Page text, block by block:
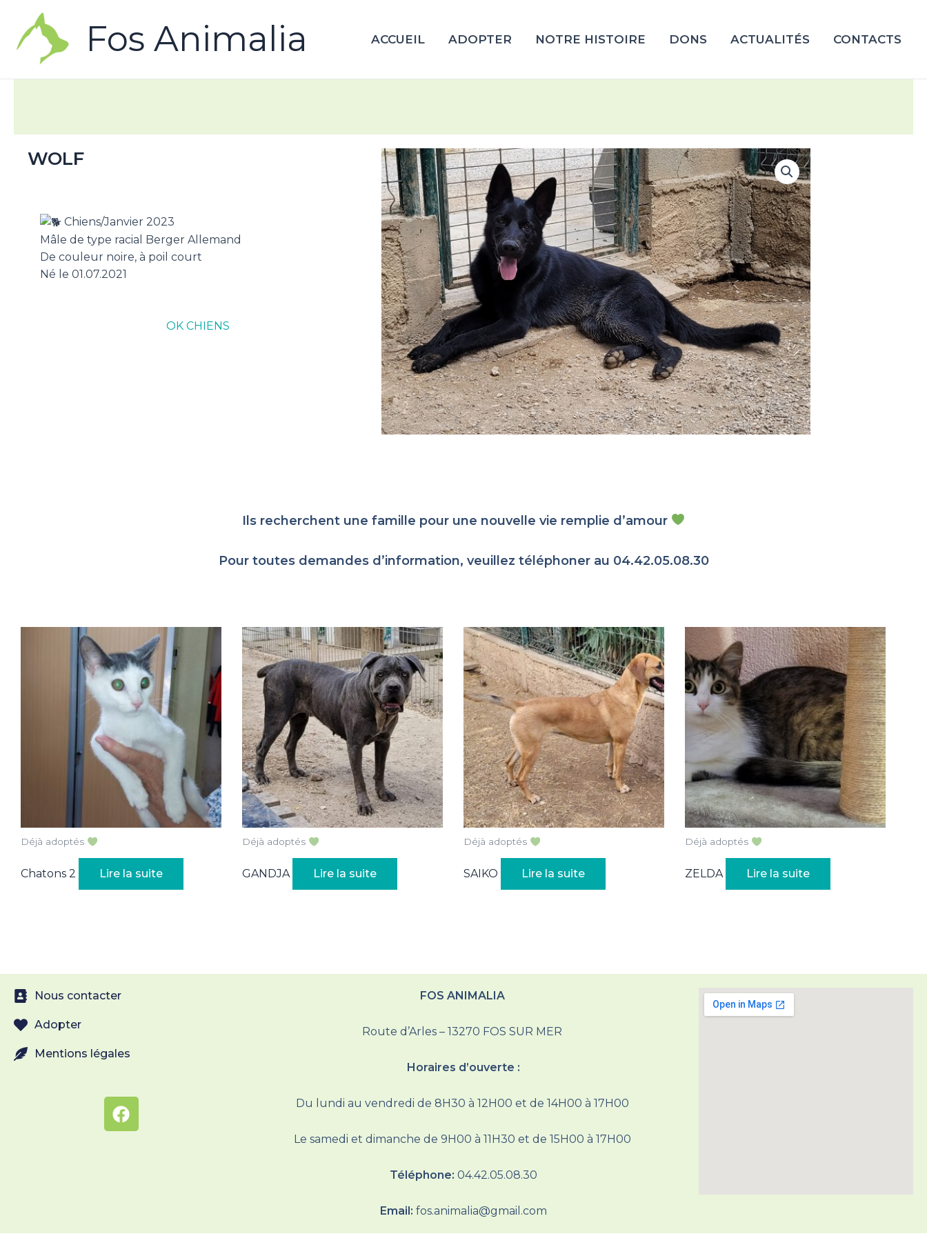
Fos Animalia ACCUEIL ADOPTER NOTRE HISTOIRE DONS ACTUALITÉS CONTACTS
WOLF
Chiens/Janvier 2023
Mâle de type racial Berger Allemand
De couleur noire, à poil court
Né le 01.07.2021
OK CHIENS
Ils recherchent une famille pour une nouvelle vie remplie d’amour
Pour toutes demandes d’information, veuillez téléphoner au 04.42.05.08.30
Déjà adoptés
Chatons 2 Lire la suite
Déjà adoptés
GANDJA Lire la suite
Déjà adoptés
SAIKO Lire la suite
Déjà adoptés
ZELDA Lire la suite
Nous contacter
Adopter
Mentions légales
FOS ANIMALIA
Route d’Arles – 13270 FOS SUR MER
Horaires d’ouverte :
Du lundi au vendredi de 8H30 à 12H00 et de 14H00 à 17H00
Le samedi et dimanche de 9H00 à 11H30 et de 15H00 à 17H00
Téléphone: 04.42.05.08.30
Email: fos.animalia@gmail.com